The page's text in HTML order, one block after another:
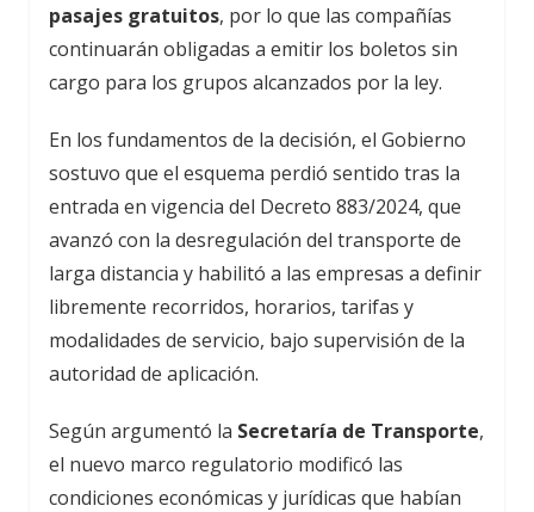
pasajes gratuitos, por lo que las compañías
continuarán obligadas a emitir los boletos sin
cargo para los grupos alcanzados por la ley.
En los fundamentos de la decisión, el Gobierno
sostuvo que el esquema perdió sentido tras la
entrada en vigencia del Decreto 883/2024, que
avanzó con la desregulación del transporte de
larga distancia y habilitó a las empresas a definir
libremente recorridos, horarios, tarifas y
modalidades de servicio, bajo supervisión de la
autoridad de aplicación.
Según argumentó la Secretaría de Transporte,
el nuevo marco regulatorio modificó las
condiciones económicas y jurídicas que habían